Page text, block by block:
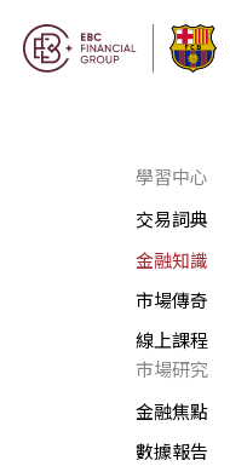
學習中心
交易詞典
金融知識
市場傳奇
線上課程
市場研究
金融焦點
數據報告